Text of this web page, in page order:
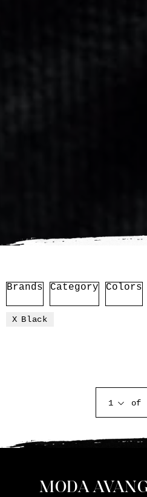
Brands Category Colors
Black
1 of
MODA